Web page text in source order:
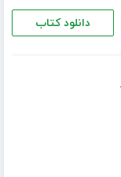
دانلود کتاب